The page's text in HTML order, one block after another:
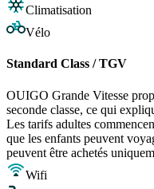
Climatisation
Vélo
Standard Class / TGV
OUIGO Grande Vitesse
seconde classe, ce qui
Les tarifs adultes
que les enfants peuvent
peuvent être achetés
Wifi